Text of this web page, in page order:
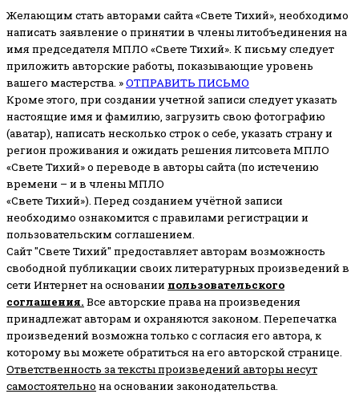
Желающим стать авторами сайта «Свете Тихий», необходимо
написать заявление о принятии в члены литобъединения на
имя председателя МПЛО «Свете Тихий». К письму следует
приложить авторские работы, показывающие уровень
вашего мастерства. »ОТПРАВИТЬ ПИСЬМО
Кроме этого, при создании учетной записи следует указать
настоящие имя и фамилию, загрузить свою фотографию
(аватар), написать несколько строк о себе, указать страну и
регион проживания и ожидать решения литсовета МПЛО
«Свете Тихий» о переводе в авторы сайта (по истечению
времени – и в члены МПЛО
«Свете Тихий»). Перед созданием учётной записи
необходимо ознакомится с правилами регистрации и
пользовательским соглашением.
Сайт "Свете Тихий" предоставляет авторам возможность
свободной публикации своих литературных произведений в
сети Интернет на основании пользовательского
соглашения. Все авторские права на произведения
принадлежат авторам и охраняются законом. Перепечатка
произведений возможна только с согласия его автора, к
которому вы можете обратиться на его авторской странице.
Ответственность за тексты произведений авторы несут
самостоятельно на основании законодательства.